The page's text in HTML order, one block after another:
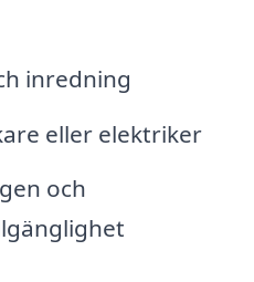
inredning
eller elektriker
och